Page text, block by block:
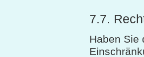
7.7.
Haben Sie